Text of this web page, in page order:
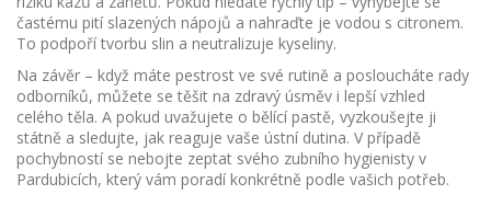
častému pití slazených nápojů a nahraďte je vodou s citronem.
To podpoří tvorbu slin a neutralizuje kyseliny.
Na závěr – když máte pestrost ve své rutině a posloucháte rady
odborníků, můžete se těšit na zdravý úsměv i lepší vzhled
celého těla. A pokud uvažujete o bělící pastě, vyzkoušejte ji
státně a sledujte, jak reaguje vaše ústní dutina. V případě
pochybností se nebojte zeptat svého zubního hygienisty v
Pardubicích, který vám poradí konkrétně podle vašich potřeb.